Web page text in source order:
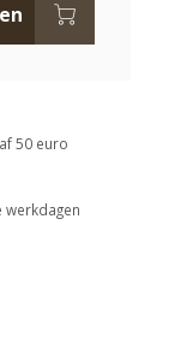
50 euro
werkdagen